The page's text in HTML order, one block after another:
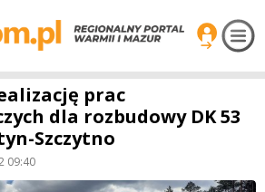
prac
dla rozbudowy DK 53
Szczytno
09:40